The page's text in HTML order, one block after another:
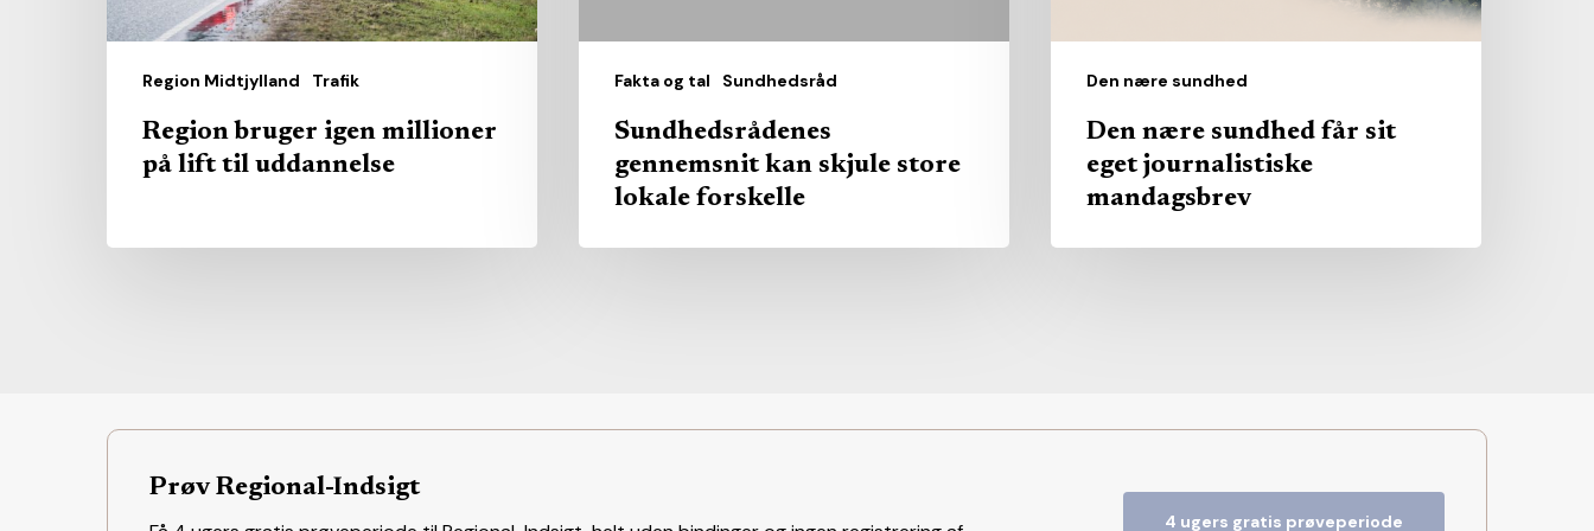
Region Midtjylland Trafik
uddannelse
Region bruger igen millioner
på lift til uddannelse
Fakta og tal Sundhedsråd
Sundhedsrådenes
gennemsnit kan skjule store
lokale forskelle
Den nære sundhed
Den nære sundhed får sit
eget journalistiske
mandagsbrev
Prøv Regional-Indsigt
4 ugers gratis prøveperiode